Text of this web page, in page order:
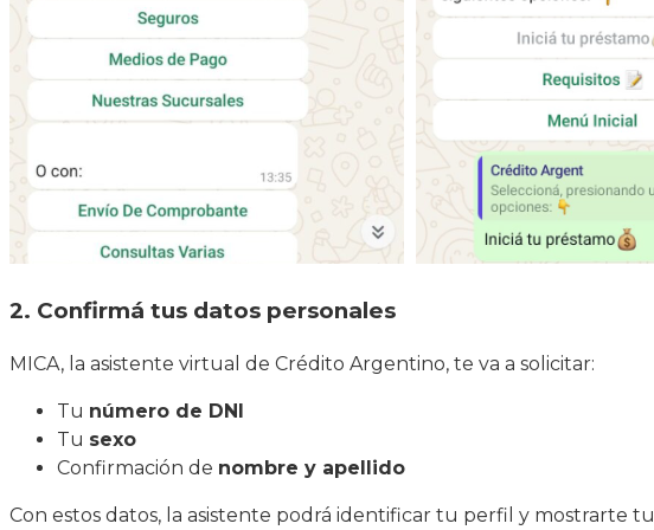
2. Confirmá tus datos personales
MICA, la asistente virtual de Crédito Argentino, te va a solicitar:
Tu número de DNI
Tu sexo
Confirmación de nombre y apellido
Con estos datos, la asistente podrá identificar tu perfil y mostrarte tu